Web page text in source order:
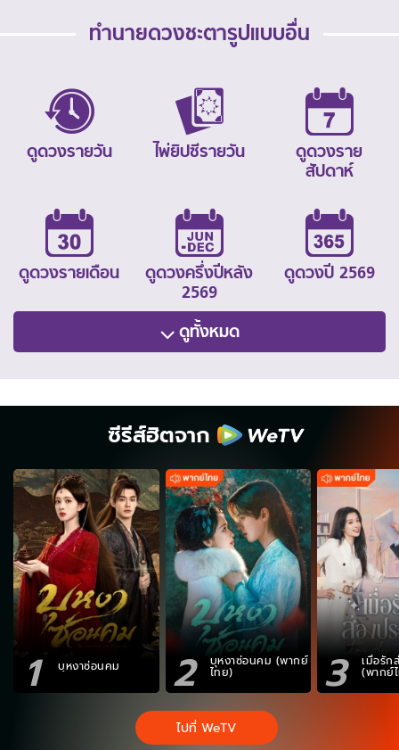
ทำนายดวงชะตารูปแบบอื่น
ดูดวงรายวัน ไพ่ยิปซีรายวัน
ดูดวงราย
สัปดาห์
ดูดวงรายเดือน
ดูดวงครึ่งปีหลัง
2569
ดูดวงปี 2569
ดูทั้งหมด
ซีรีส์ฮิตจาก
1 บุหงาซ่อนคม 2 บุหงาซ่อนคม (พากย์
ไทย) 3 เมื่อรัก
(พากย์
ไปที่ WeTV